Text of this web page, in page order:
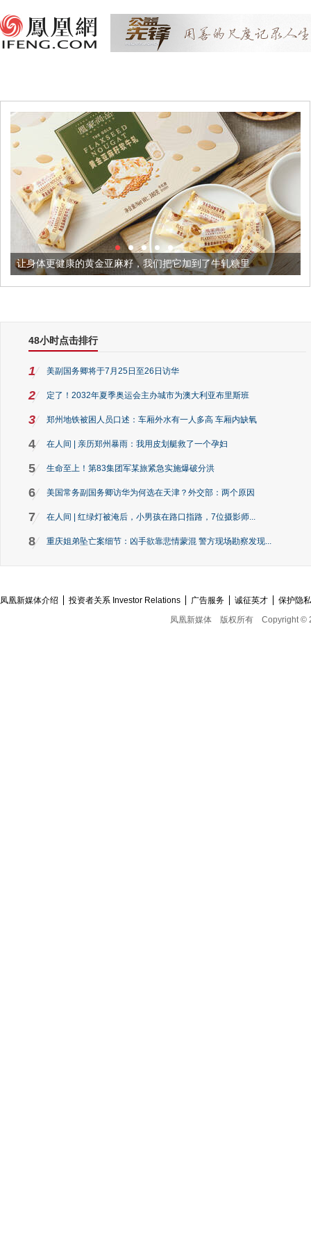
康的黄金亚麻籽，我们把它加到了牛轧糖里 被列入佛家
48小时点击排行
1 美副国务卿将于7月25日至26日访华
2 定了！2032年夏季奥运会主办城市为澳大利亚布里斯班
3 郑州地铁被困人员口述：车厢外水有一人多高 车厢内缺氧
4 在人间 | 亲历郑州暴雨：我用皮划艇救了一个孕妇
5 生命至上！第83集团军某旅紧急实施爆破分洪
6 美国常务副国务卿访华为何选在天津？外交部：两个原因
7 在人间 | 红绿灯被淹后，小男孩在路口指路，7位摄影师...
8 重庆姐弟坠亡案细节：凶手欲靠悲情蒙混 警方现场勘察发现...
凤凰新媒体介绍 投资者关系 Investor Relations 广告服务 诚征英才
保护隐
凤凰新媒体
版权所有 Copyright ©